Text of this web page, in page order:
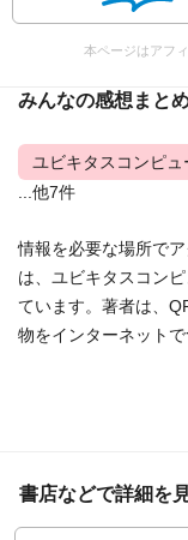
本ページはアフ
みんなの感想まと
ユビキタスコンピ
...他7件
情報を必要な場所で
は、ユビキタスコン
ています。著者は、
物をインターネットで
書店などで詳細を